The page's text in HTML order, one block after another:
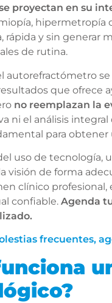
proyectan en su
hipermetropía
rápida y sin generar
de rutina.
autorefractómetro
que ofrece
no reemplazan la
ni el análisis
para
uso de
visión de forma
clínico
confiable. Agenda
frecuentes,